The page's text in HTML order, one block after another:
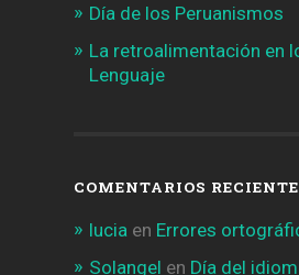
Día de los Peruanismos
La retroalimentación en
Lenguaje
COMENTARIOS
lucia en Errores
Solangel en Día del